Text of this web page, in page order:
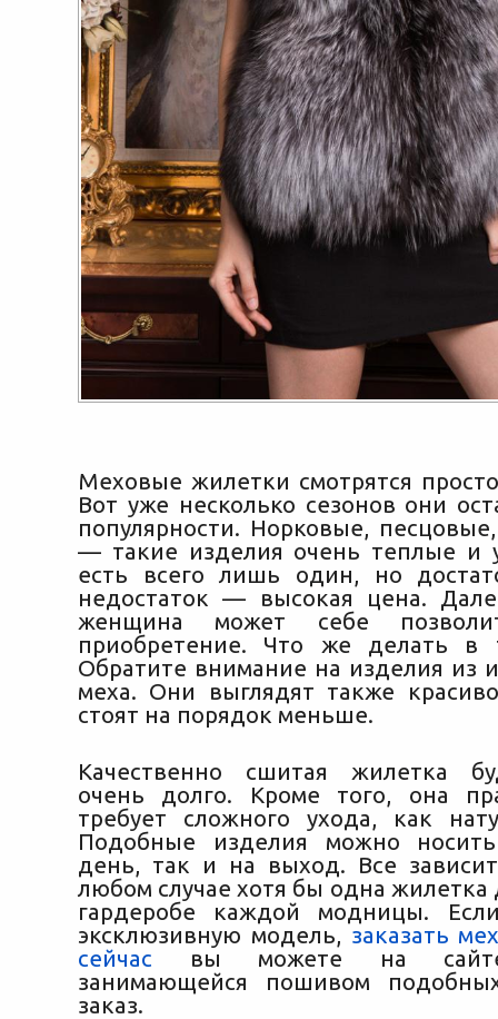
Меховые жилетки смотрятся
Вот уже несколько сезонов они
популярности. Норковые,
— такие изделия очень теплые и
есть всего лишь один, но
недостаток — высокая цена.
женщина может себе
приобретение. Что же делать в
Обратите внимание на изделия из
меха. Они выглядят также
стоят на порядок меньше.
Качественно сшитая жилетка
очень долго. Кроме того, она
требует сложного ухода, как
Подобные изделия можно
день, так и на выход. Все
любом случае хотя бы одна
гардеробе каждой модницы.
эксклюзивную модель, заказать
сейчас вы можете на сайте
занимающейся пошивом
заказ.